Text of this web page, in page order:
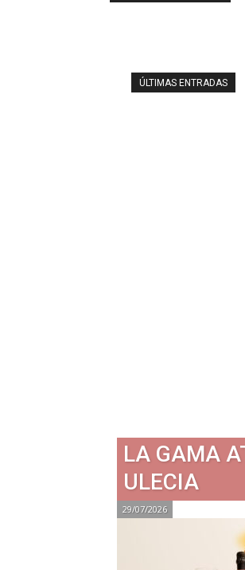
ÚLTIMAS ENTRADAS
LA GAMA
ULECIA
29/07/2026